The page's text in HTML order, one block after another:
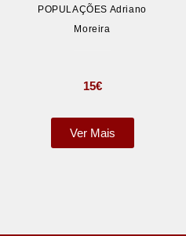
POPULAÇÕES Adriano
Moreira
15€
Ver Mais